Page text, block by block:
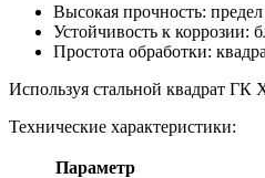
Высокая прочность:
Устойчивость к коррозии:
Простота обработки:
Используя стальной квадрат
Технические характеристики:
Параметр